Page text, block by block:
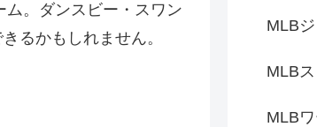
。ダンスビー・スワン
るかもしれません。
MLB
MLB
MLB